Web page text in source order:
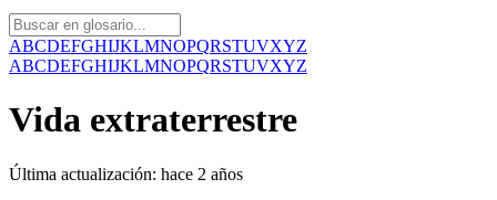
ABCDEFGHIJKLMNOPQRSTUVXYZ
ABCDEFGHIJKLMNOPQRSTUVXYZ
Vida extraterrestre
Última actualización: hace 2 años